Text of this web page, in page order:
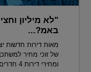
"לא מיליון
באמ?...
מאות דירות חדשות
ומחירי דירות 4 חדרים ירדו, בעוד ש...